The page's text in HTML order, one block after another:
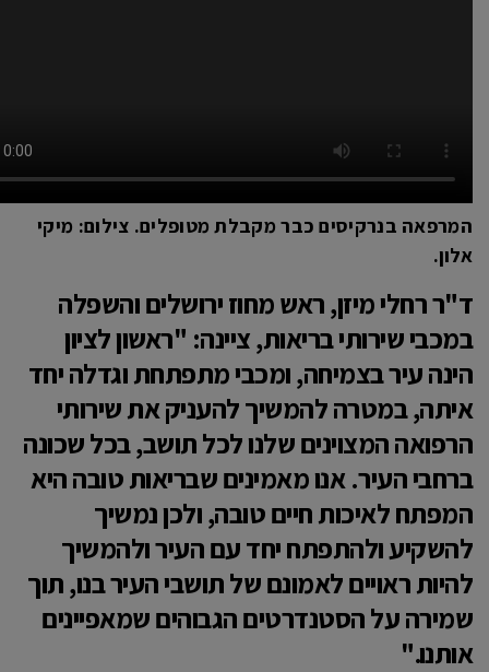
המרפאה בנרקיסים כבר מקבלת מטופלים. צילום: מיקי
אלון.
ד"ר רחלי מיזן, ראש מחוז ירושלים והשפלה
במכבי שירותי בריאות, ציינה: "ראשון לציון
הינה עיר בצמיחה, ומכבי מתפתחת וגדלה יחד
איתה, במטרה להמשיך להעניק את שירותי
הרפואה המצוינים שלנו לכל תושב, בכל שכונה
ברחבי העיר. אנו מאמינים שבריאות טובה היא
המפתח לאיכות חיים טובה, ולכן נמשיך
להשקיע ולהתפתח יחד עם העיר ולהמשיך
להיות ראויים לאמונם של תושבי העיר בנו, תוך
שמירה על הסטנדרטים הגבוהים שמאפיינים
אותנו."